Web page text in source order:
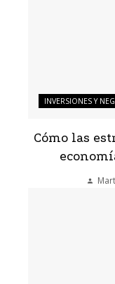
INVERSIONES Y
Cómo las